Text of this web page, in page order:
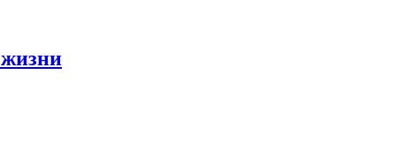
жизни